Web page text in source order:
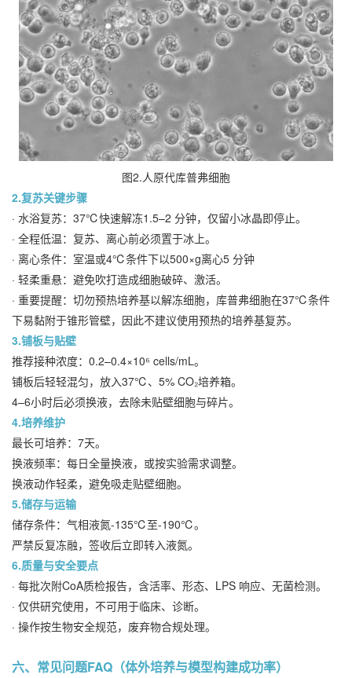
图2.人原代库普弗细胞
2.复苏关键步骤
· 水浴复苏：37℃快速解冻1.5–2 分钟，仅留小冰晶即停止。
· 全程低温：复苏、离心前必须置于冰上。
· 离心条件：室温或4℃条件下以500×g离心5 分钟
· 轻柔重悬：避免吹打造成细胞破碎、激活。
· 重要提醒：切勿预热培养基以解冻细胞，库普弗细胞在37℃条件
下易黏附于锥形管壁，因此不建议使用预热的培养基复苏。
3.铺板与贴壁
推荐接种浓度：0.2–0.4×10⁶ cells/mL。
铺板后轻轻混匀，放入37℃、5% CO₂培养箱。
4–6小时后必须换液，去除未贴壁细胞与碎片。
4.培养维护
最长可培养：7天。
换液频率：每日全量换液，或按实验需求调整。
换液动作轻柔，避免吸走贴壁细胞。
5.储存与运输
储存条件：气相液氮-135℃至-190℃。
严禁反复冻融，签收后立即转入液氮。
6.质量与安全要点
· 每批次附CoA质检报告，含活率、形态、LPS 响应、无菌检测。
· 仅供研究使用，不可用于临床、诊断。
· 操作按生物安全规范，废弃物合规处理。
六、常见问题FAQ（体外培养与模型构建成功率）